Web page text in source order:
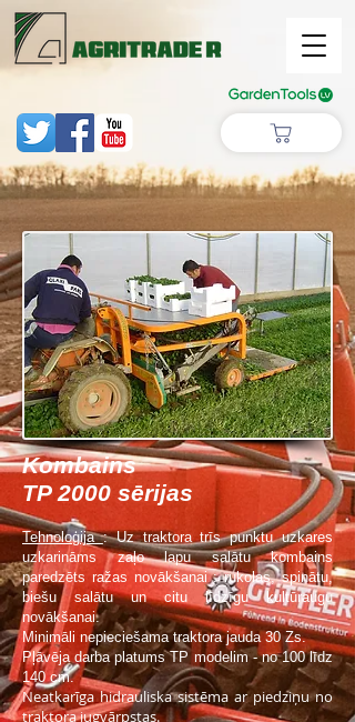
Kombains
TP 2000 sērijas
Tehnoloģija: Uz traktora trīs punktu uzkares
uzkarināms zaļo lapu salātu kombains
paredzēts ražas novākšanai : rukolas, spinātu,
biešu salātu un citu līdzīgu kultūraugu
novākšanai.
Minimāli nepieciešama traktora jauda 30 Zs.
Pļāvēja darba platums TP modelim - no 100 līdz
140 cm.
Neatkarīga hidrauliska sistēma ar piedziņu no
traktora jugvārpstas.